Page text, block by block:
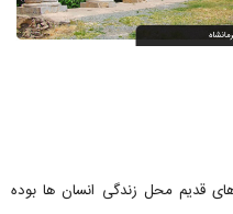
قدیم محل زندگی انسان ها بوده